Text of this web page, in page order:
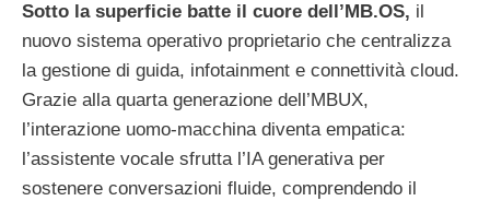
Sotto la superficie batte il cuore dell’MB.OS, il
nuovo sistema operativo proprietario che centralizza
la gestione di guida, infotainment e connettività cloud.
Grazie alla quarta generazione dell’MBUX,
l’interazione uomo-macchina diventa empatica:
l’assistente vocale sfrutta l’IA generativa per
sostenere conversazioni fluide, comprendendo il